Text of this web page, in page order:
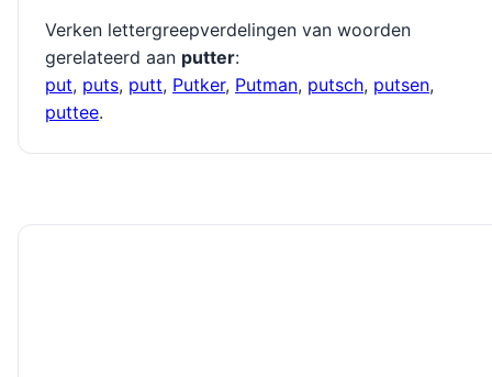
Verken lettergreepverdelingen van woorden
gerelateerd aan putter:
put, puts, putt, Putker, Putman, putsch, putsen,
puttee.